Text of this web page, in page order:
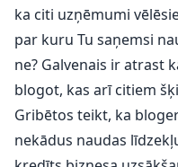
ka citi uzņēmumi
par kuru Tu saņemsi
ne? Galvenais ir atrast
blogot, kas arī citiem
Gribētos teikt, ka
nekādus naudas